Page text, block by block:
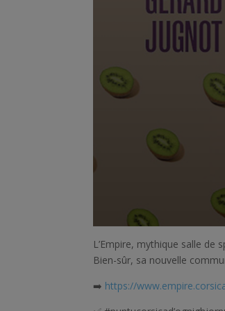
L’Empire, mythique salle de
Bien-sûr, sa nouvelle
➡️ https://